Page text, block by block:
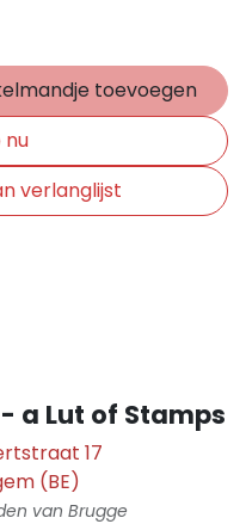
toevoegen
nu
verlanglijst
a Lut of Stamps
17
(BE)
van Brugge